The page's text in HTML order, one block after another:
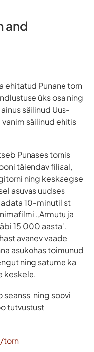
and
ehitatud Punane torn
üks osa ning
säilinud Uus-
vanim säilinud ehitis
Punases tornis
täiendav filiaal,
ning keskaegse
asuvas uudses
10-minutilist
„Armutu ja
15 000 aasta".
avanev vaade
asukohas toimunud
ning satume ka
keskele.
ning soovi
tutvustust
torn